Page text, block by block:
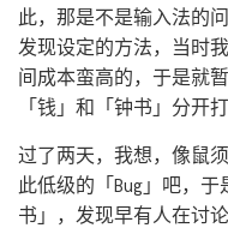
此，那是不是输入法的
发现设定的方法，当时
间成本蛮高的，于是就
「钱」和「钟书」分开
过了两天，我想，像鼠
此低级的「Bug」吧，
书」，发现早有人在讨